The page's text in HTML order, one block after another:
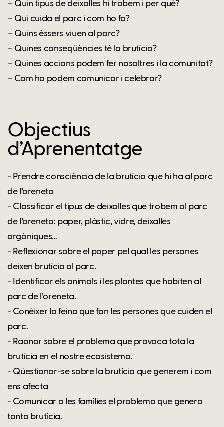
– Quin tipus de deixalles hi trobem i per què?
– Qui cuida el parc i com ho fa?
– Quins éssers viuen al parc?
– Quines conseqüències té la brutícia?
– Quines accions podem fer nosaltres i la comunitat?
– Com ho podem comunicar i celebrar?
Objectius
d’Aprenentatge
- Prendre consciència de la brutícia que hi ha al parc
de l’oreneta
- Classificar el tipus de deixalles que trobem al parc
de l’oreneta: paper, plàstic, vidre, deixalles
orgàniques…
- Reflexionar sobre el paper pel qual les persones
deixen brutícia al parc.
- Identificar els animals i les plantes que habiten al
parc de l’oreneta.
- Conèixer la feina que fan les persones que cuiden el
parc.
- Raonar sobre el problema que provoca tota la
brutícia en el nostre ecosistema.
- Qüestionar-se sobre la brutícia que generem i com
ens afecta
- Comunicar a les famílies el problema que genera
tanta brutícia.